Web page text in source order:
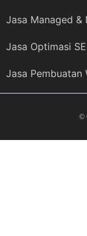
Jasa Managed &
Jasa Optimasi
Jasa Pembuatan
©